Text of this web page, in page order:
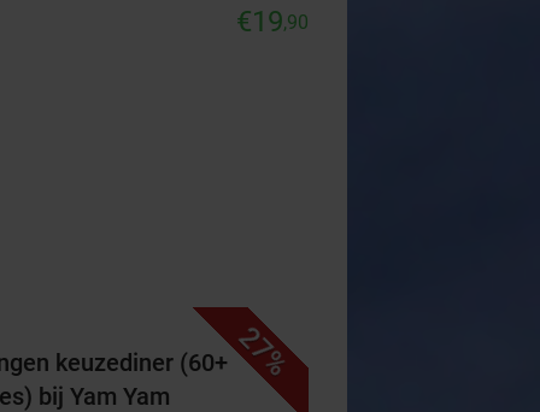
€19,90
27%
keuzediner (60+
bij Yam Yam